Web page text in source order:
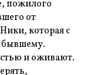
пожилого
от
которая с
бывшему.
и оживают.